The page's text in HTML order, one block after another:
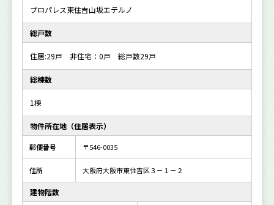
プロパレス東住吉山坂エテルノ
総戸数
住居:29戸 非住宅：0戸 総戸数29戸
総棟数
1棟
物件所在地（住居表示）
郵便番号 〒546-0035
住所 大阪府大阪市東住吉区３－１－２
建物階数